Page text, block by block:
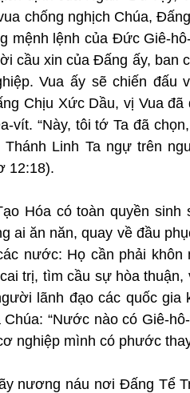
chống nghịch Chúa,
mệnh lệnh của Đức Giê-
cầu xin của Đấng ấy, ban
Vua ấy sẽ chiến đấu
Chịu Xức Dầu, vị Vua
vít. “Này, tôi tớ Ta đã
Thánh Linh Ta ngự trên
12:18).
Hóa có toàn quyền sinh
ai ăn năn, quay về đầu
nước: Họ cần phải
trị, tìm cầu sự hòa
lãnh đạo các quốc
“Nước nào có Giê-
nghiệp mình có phước
nương náu nơi Đấng Tể